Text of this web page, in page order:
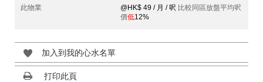
此物業
@HK$ 49 / 月 / 呎 比較同區放盤平均呎
價低12%
加入到我的心水名單
打印此頁